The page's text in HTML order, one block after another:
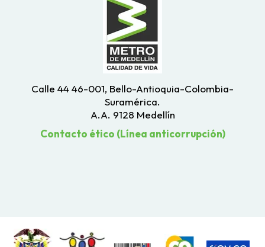
Calle 44 46-001, Bello-Antioquia-Colombia-
Suramérica.
A.A. 9128 Medellín
Contacto ético (Línea anticorrupción)